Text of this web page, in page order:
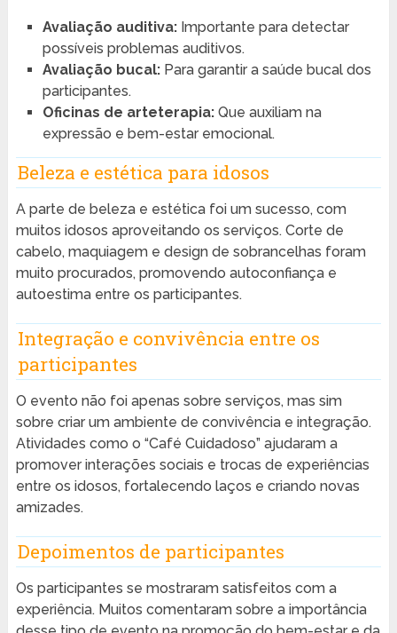
Avaliação auditiva:Importante para detectar
possíveis problemas auditivos.
Avaliação bucal:Para garantir a saúde bucal dos
participantes.
Oficinas de arteterapia:Que auxiliam na
expressão e bem-estar emocional.
Beleza e estética para idosos
A parte de beleza e estética foi um sucesso, com
muitos idosos aproveitando os serviços. Corte de
cabelo, maquiagem e design de sobrancelhas foram
muito procurados, promovendo autoconfiança e
autoestima entre os participantes.
Integração e convivência entre os
participantes
O evento não foi apenas sobre serviços, mas sim
sobre criar um ambiente de convivência e integração.
Atividades como o “Café Cuidadoso” ajudaram a
promover interações sociais e trocas de experiências
entre os idosos, fortalecendo laços e criando novas
amizades.
Depoimentos de participantes
Os participantes se mostraram satisfeitos com a
experiência. Muitos comentaram sobre a importância